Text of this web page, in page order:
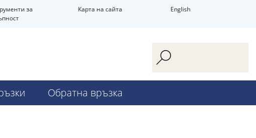
за
Карта на сайта English
Обратна връзка